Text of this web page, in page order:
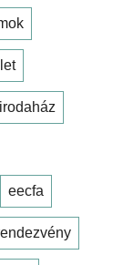
irodaház
eecfa